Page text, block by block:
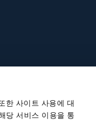
한 사이트 사용에 대
당 서비스 이용을 통